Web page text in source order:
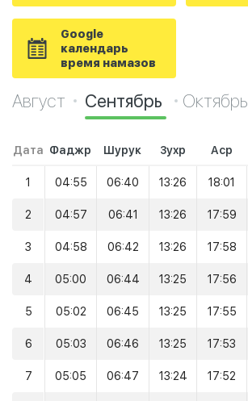
Google
календарь
время намазов
Август Сентябрь Октябрь
Дата Фаджр Шурук Зухр Аср
1 04:55 06:40 13:26 18:01
2 04:57 06:41 13:26 17:59
3 04:58 06:42 13:26 17:58
4 05:00 06:44 13:25 17:56
5 05:02 06:45 13:25 17:55
6 05:03 06:46 13:25 17:53
7 05:05 06:47 13:24 17:52